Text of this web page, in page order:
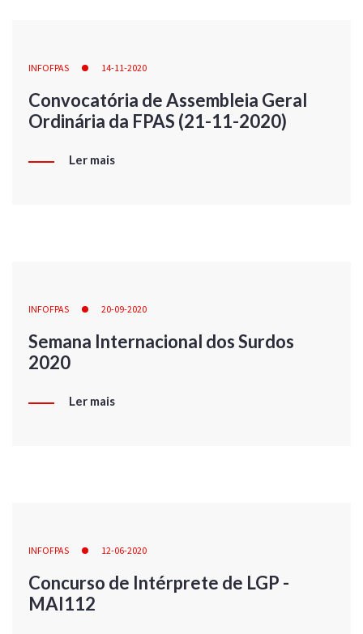
INFOFPAS 14-11-2020
Convocatória de Assembleia Geral
Ordinária da FPAS (21-11-2020)
Ler mais
INFOFPAS 20-09-2020
Semana Internacional dos Surdos
2020
Ler mais
INFOFPAS 12-06-2020
Concurso de Intérprete de LGP -
MAI112